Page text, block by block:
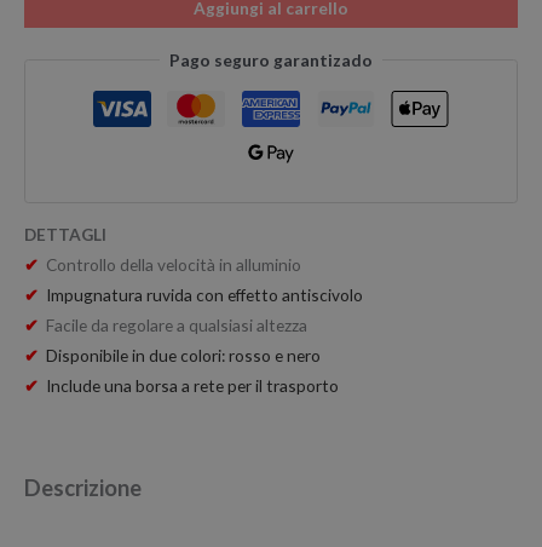
Aggiungi al carrello
Pago seguro garantizado
DETTAGLI
✔ Controllo della velocità in alluminio
✔ Impugnatura ruvida con effetto antiscivolo
✔ Facile da regolare a qualsiasi altezza
✔ Disponibile in due colori: rosso e nero
✔ Include una borsa a rete per il trasporto
Descrizione